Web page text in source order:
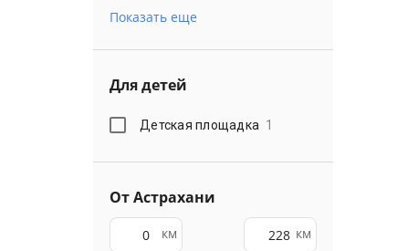
Показать еще
Для детей
Детская площадка 1
От Астрахани
км км